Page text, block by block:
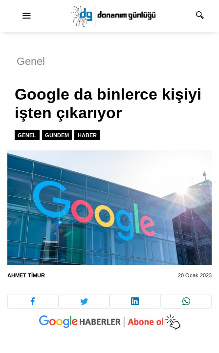
Genel
Google da binlerce kişiyi
işten çıkarıyor
GENEL GUNDEM HABER
AHMET TIMUR 20 Ocak 2023